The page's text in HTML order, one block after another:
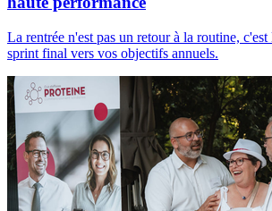
La rentrée n'est pas un retour à la routine, c'est
sprint final vers vos objectifs annuels.